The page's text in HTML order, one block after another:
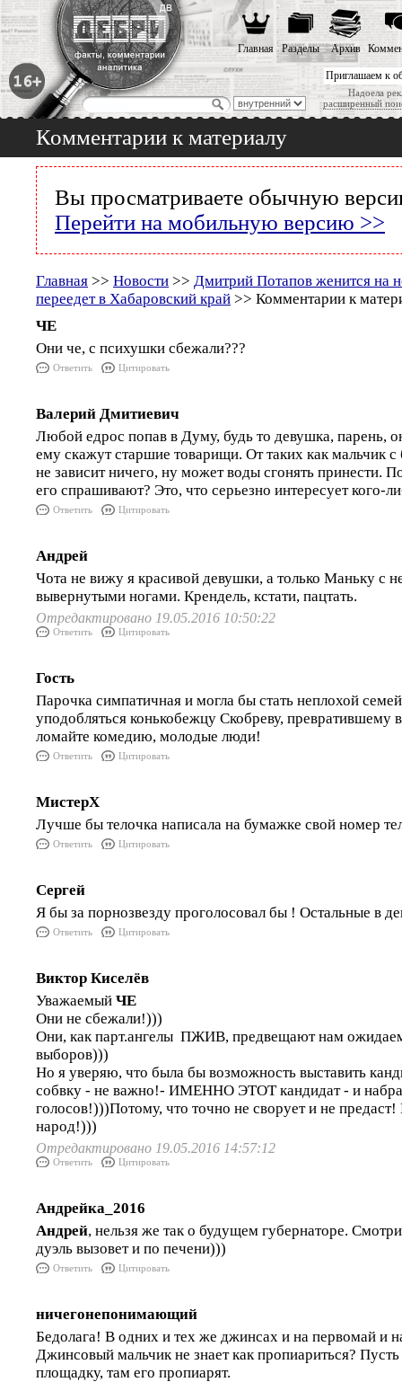
Приглашаем к
Надоела
расширенный
Главная Разделы Архив
Комментарии к материалу
Вы просматриваете обычную
Перейти на мобильную версию >>
Главная >> Новости >> Дмитрий Потапов женится на
переедет в Хабаровский край >> Комментарии к
ЧЕ
Они че, с психушки сбежали???
Ответить Цитировать
Валерий Дмитиевич
Любой едрос попав в Думу, будь то девушка, парень,
ему скажут старшие товарищи. От таких как мальчик
не зависит ничего, ну может воды сгонять принести.
его спрашивают? Это, что серьезно интересует кого-
Ответить Цитировать
Андрей
Чота не вижу я красивой девушки, а только Маньку с
вывернутыми ногами. Крендель, кстати, пацтать.
Отредактировано 19.05.2016 10:50:22
Ответить Цитировать
Гость
Парочка симпатичная и могла бы стать неплохой
уподобляться конькобежцу Скобреву, превратившему
ломайте комедию, молодые люди!
Ответить Цитировать
МистерХ
Лучше бы телочка написала на бумажке свой номер
Ответить Цитировать
Сергей
Я бы за порнозвезду проголосовал бы ! Остальные в
Ответить Цитировать
Виктор Киселёв
Уважаемый ЧЕ
Они не сбежали!)))
Они, как парт.ангелы ПЖИВ, предвещают нам
выборов)))
Но я уверяю, что была бы возможность выставить
собвку - не важно!- ИМЕННО ЭТОТ кандидат - и
голосов!)))Потому, что точно не сворует и не
народ!)))
Отредактировано 19.05.2016 14:57:12
Ответить Цитировать
Андрейка_2016
Андрей, нельзя же так о будущем губернаторе.
дуэль вызовет и по печени)))
Ответить Цитировать
ничегонепонимающий
Бедолага! В одних и тех же джинсах и на первомай и
Джинсовый мальчик не знает как пропиариться?
площадку, там его пропиарят.